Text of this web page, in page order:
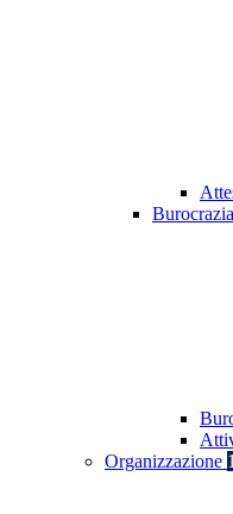
Organizzazione 1